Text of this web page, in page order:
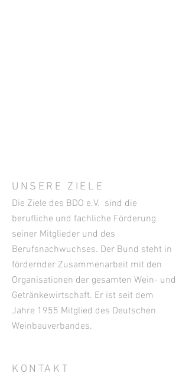
UNSERE ZIELE
Die Ziele des BDO e.V. sind die
berufliche und fachliche Förderung
seiner Mitglieder und des
Berufsnachwuchses. Der Bund steht in
fördernder Zusammenarbeit mit den
Organisationen der gesamten Wein- und
Getränkewirtschaft. Er ist seit dem
Jahre 1955 Mitglied des Deutschen
Weinbauverbandes.
KONTAKT